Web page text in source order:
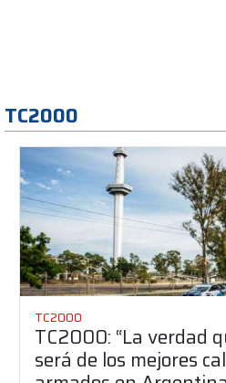
TC2000
TC2000
TC2000: “La verdad
será de los mejores